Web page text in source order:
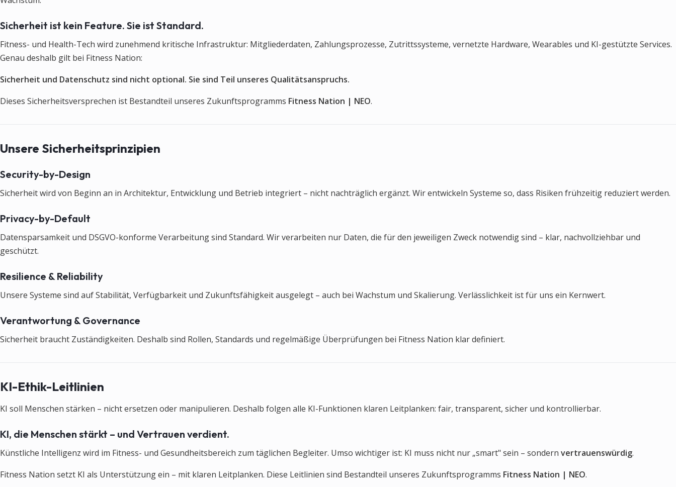
Sicherheit ist kein Feature. Sie ist Standard.
Fitness- und Health-Tech wird zunehmend kritische Infrastruktur: Mitgliederdaten, Zahlungsprozesse, Zutrittssysteme, vernetzte Hardware, Wearables und KI-gestützte Services.
Genau deshalb gilt bei Fitness Nation:
Sicherheit und Datenschutz sind nicht optional. Sie sind Teil unseres Qualitätsanspruchs.
Dieses Sicherheitsversprechen ist Bestandteil unseres Zukunftsprogramms Fitness Nation | NEO.
Unsere Sicherheitsprinzipien
Security-by-Design
Sicherheit wird von Beginn an in Architektur, Entwicklung und Betrieb integriert – nicht nachträglich ergänzt. Wir entwickeln Systeme so, dass Risiken frühzeitig reduziert werden.
Privacy-by-Default
Datensparsamkeit und DSGVO-konforme Verarbeitung sind Standard. Wir verarbeiten nur Daten, die für den jeweiligen Zweck notwendig sind – klar, nachvollziehbar und
geschützt.
Resilience & Reliability
Unsere Systeme sind auf Stabilität, Verfügbarkeit und Zukunftsfähigkeit ausgelegt – auch bei Wachstum und Skalierung. Verlässlichkeit ist für uns ein Kernwert.
Verantwortung & Governance
Sicherheit braucht Zuständigkeiten. Deshalb sind Rollen, Standards und regelmäßige Überprüfungen bei Fitness Nation klar definiert.
KI-Ethik-Leitlinien
KI soll Menschen stärken – nicht ersetzen oder manipulieren. Deshalb folgen alle KI-Funktionen klaren Leitplanken: fair, transparent, sicher und kontrollierbar.
KI, die Menschen stärkt – und Vertrauen verdient.
Künstliche Intelligenz wird im Fitness- und Gesundheitsbereich zum täglichen Begleiter. Umso wichtiger ist: KI muss nicht nur „smart" sein – sondern vertrauenswürdig.
Fitness Nation setzt KI als Unterstützung ein – mit klaren Leitplanken. Diese Leitlinien sind Bestandteil unseres Zukunftsprogramms Fitness Nation | NEO.